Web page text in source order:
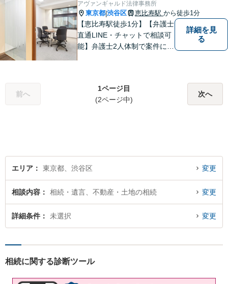
アヴァンギャルド法律事務所
東京都|渋谷区 恵比寿駅 から徒歩1分
【恵比寿駅徒歩1分】【弁護士
直通LINE・チャットで相談可
能】弁護士2人体制で案件に取
最適な解決策を提案【年中無
休・早朝夜間対応可能（要予
詳細を見
る
前へ
1ページ目
(2ページ中)
次へ
エリア 東京都、渋谷区 変更
相談内容 相続・遺言、不動産・土地の相続 変更
詳細条件 未選択 変更
相続に関する診断ツール